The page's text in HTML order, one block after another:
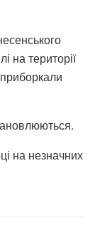
на території
на незначних